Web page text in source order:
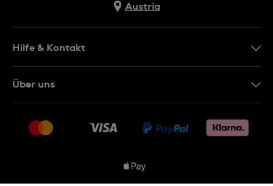
Austria
Hilfe & Kontakt
Rückgaberecht
Über uns
Jobs